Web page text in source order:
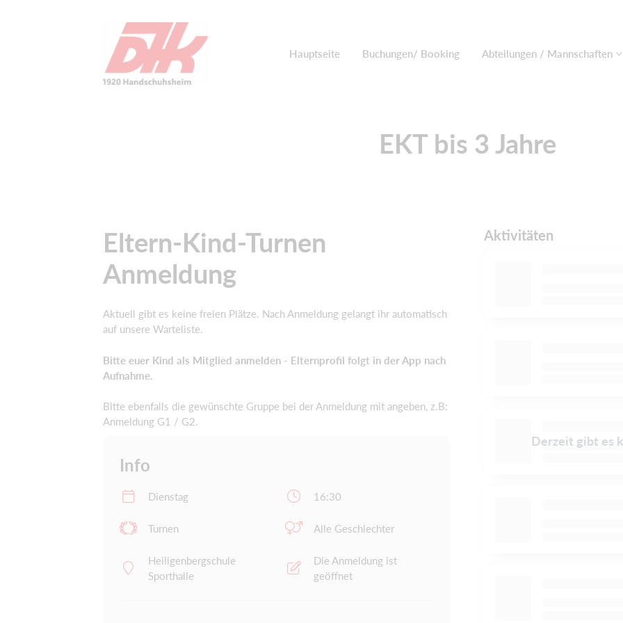
Hauptseite Buchungen/ Booking Abteilungen / Mannschaften
EKT bis 3 Jahre
Eltern-Kind-Turnen
Anmeldung
Aktuell gibt es keine freien Plätze. Nach Anmeldung gelangt ihr automatisch
auf unsere Warteliste.
Bitte euer Kind als Mitglied anmelden - Elternprofil folgt in der App nach
Aufnahme.
Bitte ebenfalls die gewünschte Gruppe bei der Anmeldung mit angeben, z.B:
Anmeldung G1 / G2.
Info
Dienstag 16:30
Turnen Alle Geschlechter
Heiligenbergschule
Sporthalle
Die Anmeldung ist
geöffnet
Aktivitäten
Derzeit gibt es